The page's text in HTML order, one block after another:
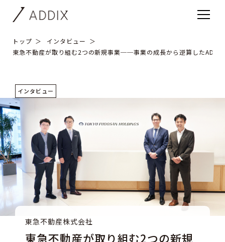
トップ
インタビュー
東急不動産が取り組む2つの新規事業──事業の成長から逆算した
インタビュー
東急不動産株式会社
東急不動産が取り組む2つの新規